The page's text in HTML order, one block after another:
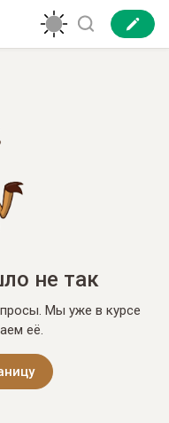
не так
Мы уже в курсе
её.